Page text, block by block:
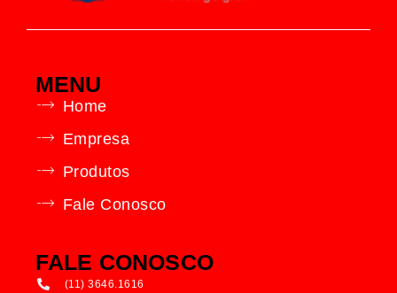
MENU
Home
Empresa
Produtos
Fale Conosco
FALE CONOSCO
(11) 3646.1616